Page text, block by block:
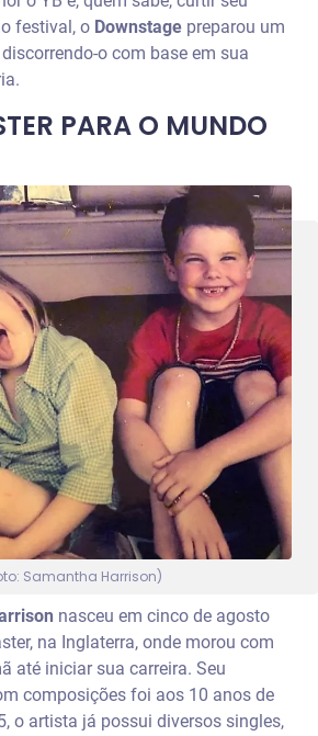
festival, o Downstage preparou um
o com base em sua
PARA O MUNDO
Samantha Harrison)
nasceu em cinco de agosto
na Inglaterra, onde morou com
até iniciar sua carreira. Seu
composições foi aos 10 anos de
o artista já possui diversos singles,